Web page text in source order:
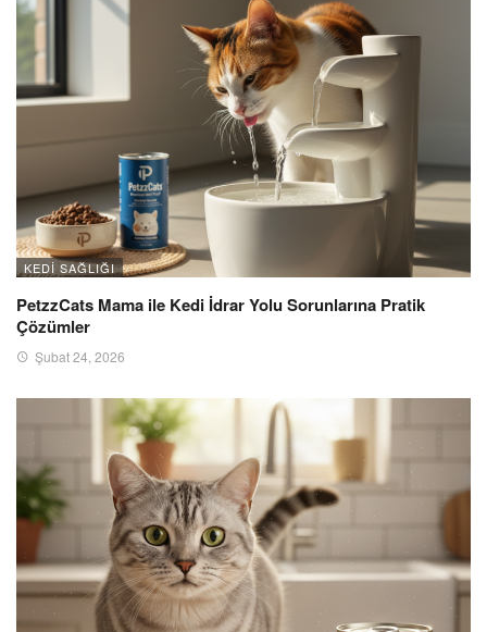
KEDI SAĞLIĞI
PetzzCats Mama ile Kedi İdrar Yolu Sorunlarına Pratik
Çözümler
Şubat 24, 2026